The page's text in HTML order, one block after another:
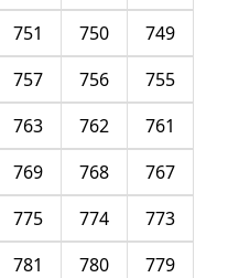
749
750
751
755
756
757
761
762
763
767
768
769
773
774
775
779
780
781